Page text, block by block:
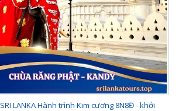
SRI LANKA Hành trình Kim cương 8N8Đ - khởi